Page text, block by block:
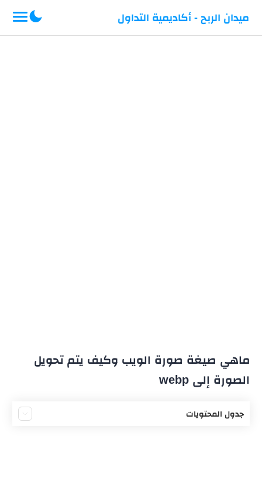
ميدان الربح - أكاديمية التداول
ماهي صيغة صورة الويب وكيف يتم تحويل
الصورة إلى webp
جدول المحتويات